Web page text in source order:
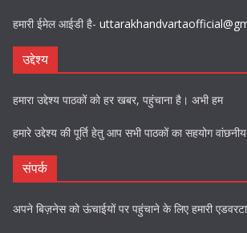
हमारी ईमेल आईडी है-
उद्देश्य
हमारा उद्देश्य पाठकों को हर खबर, पहुंचाना है। अभी हम
हमारे उद्देश्य की पूर्ति हेतु आप सभी पाठकों का सहयोग
संपर्क
अपने बिज़नेस को ऊंचाईयों पर पहुंचाने के लिए हमारी